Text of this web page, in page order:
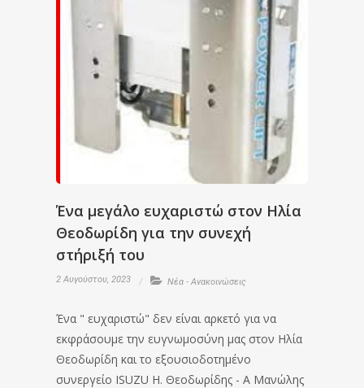
Ένα μεγάλο ευχαριστώ στον Ηλία
Θεοδωρίδη για την συνεχή
στήριξή του
2 Αυγούστου, 2023 Νέα - Ανακοινώσεις
Ένα " ευχαριστώ" δεν είναι αρκετό για να
εκφράσουμε την ευγνωμοσύνη μας στον Ηλία
Θεοδωρίδη και το εξουσιοδοτημένο
συνεργείο ISUZU Η. Θεοδωρίδης - Α Μανώλης